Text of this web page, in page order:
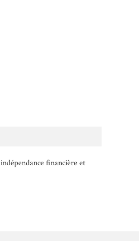
indépendance financière et